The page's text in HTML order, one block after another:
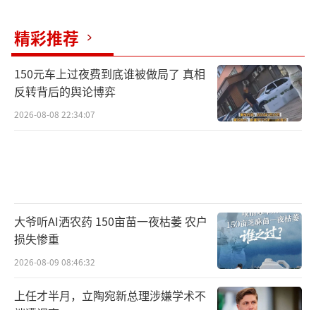
精彩推荐
150元车上过夜费到底谁被做局了 真相
反转背后的舆论博弈
2026-08-08 22:34:07
大爷听AI洒农药 150亩苗一夜枯萎 农户
损失惨重
2026-08-09 08:46:32
上任才半月，立陶宛新总理涉嫌学术不